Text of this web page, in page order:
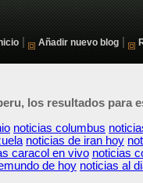
Añadir nuevo blog
los resultados para
noticias columbus
noticias de iran hoy
caracol en vivo noticias
de hoy noticias al